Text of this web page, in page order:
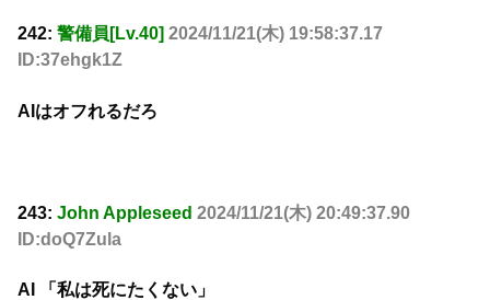
242: 警備員[Lv.40] 2024/11/21(木) 19:58:37.17
ID:37ehgk1Z
AIはオフれるだろ
243: John Appleseed 2024/11/21(木) 20:49:37.90
ID:doQ7Zula
AI 「私は死にたくない」